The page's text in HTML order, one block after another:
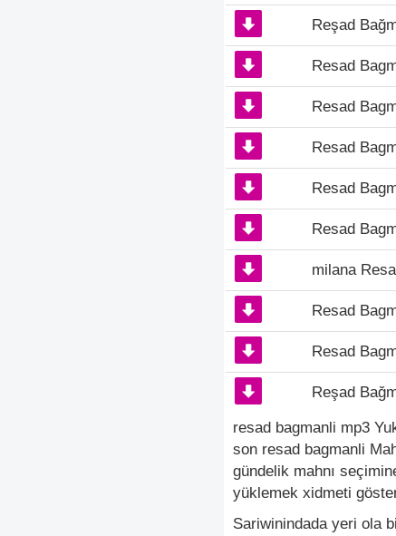
Reşad
Resad
Resad
Resad
Resad
Resad
milana
Resad
Resad
Reşad
resad bagmanli mp3
son resad bagmanli
gündelik mahnı
yüklemek xidmeti
Sariwinindada yeri ola